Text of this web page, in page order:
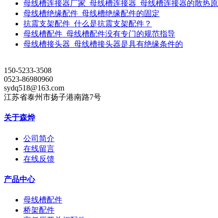
母线槽连接器厂家_母线槽连接器_母线槽连接器的散热
母线槽绝缘配件_母线槽绝缘配件的固定
抗震支架配件_什么是抗震支架配件？
母线槽配件_母线槽配件没有专门的规范指导
母线槽接头器_母线槽接头器是具有绝缘条件的
150-5233-3508
0523-86980960
sydq518@163.com
江苏省泰州市扬子港南路7号
关于森烨
公司简介
在线留言
在线反馈
产品中心
母线槽配件
桥架配件